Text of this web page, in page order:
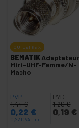
OUTLET85%
BEMATIK Adaptateur
Mini-UHF-Femme/N-
Macho
PVP
1,44€
0,22 €
0,22 € VAT inc.
PVD
1,26€
0,19 €